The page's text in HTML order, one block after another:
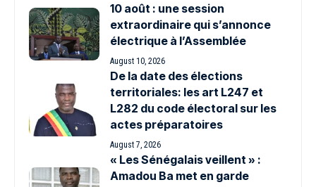
10 août : une session
extraordinaire qui s’annonce
électrique à l’Assemblée
August 10, 2026
De la date des élections
territoriales: les art L247 et
L282 du code électoral sur les
actes préparatoires
August 7, 2026
« Les Sénégalais veillent » :
Amadou Ba met en garde